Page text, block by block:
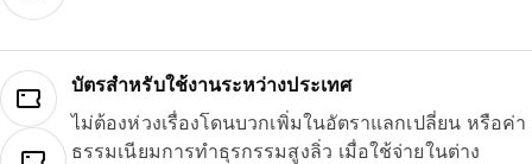
บัตรสำหรับใช้งานระหว่างประเทศ
ไม่ต้องห่วงเรื่องโดนบวกเพิ่มในอัตราแลกเปลี่ยน หรือค่า
ธรรมเนียมการทำธุรกรรมสูงลิ่ว เมื่อใช้จ่ายในต่าง